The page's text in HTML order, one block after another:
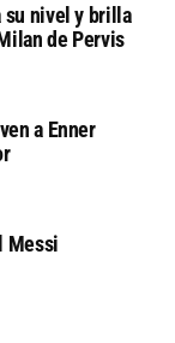
su nivel y brilla
de Pervis
a Enner
Messi